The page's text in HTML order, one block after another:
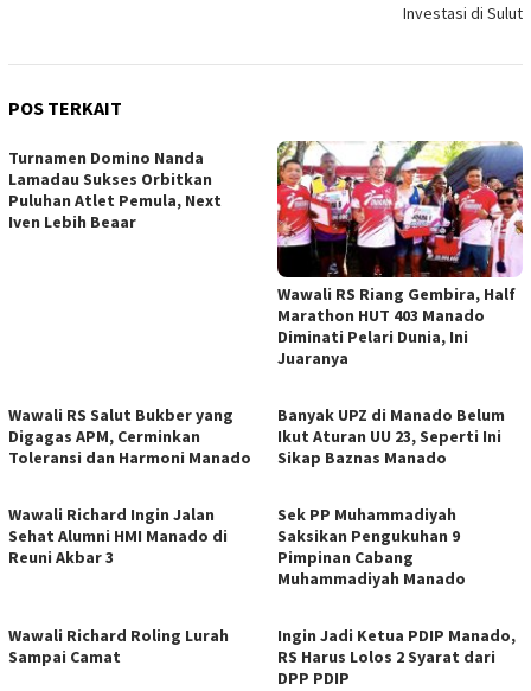
Investasi di Sulut
POS TERKAIT
Turnamen Domino Nanda
Lamadau Sukses Orbitkan
Puluhan Atlet Pemula, Next
Iven Lebih Beaar
Wawali RS Riang Gembira, Half
Marathon HUT 403 Manado
Diminati Pelari Dunia, Ini
Juaranya
Wawali RS Salut Bukber yang
Digagas APM, Cerminkan
Toleransi dan Harmoni Manado
Banyak UPZ di Manado Belum
Ikut Aturan UU 23, Seperti Ini
Sikap Baznas Manado
Wawali Richard Ingin Jalan
Sehat Alumni HMI Manado di
Reuni Akbar 3
Sek PP Muhammadiyah
Saksikan Pengukuhan 9
Pimpinan Cabang
Muhammadiyah Manado
Wawali Richard Roling Lurah
Sampai Camat
Ingin Jadi Ketua PDIP Manado,
RS Harus Lolos 2 Syarat dari
DPP PDIP